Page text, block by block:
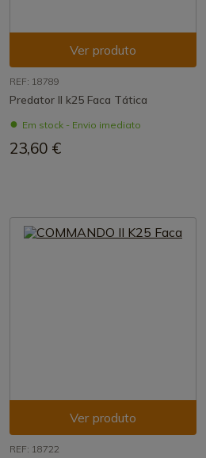
Ver produto
REF: 18789
Predator II k25 Faca Tática
Em stock - Envio imediato
23,60 €
Ver produto
REF: 18722